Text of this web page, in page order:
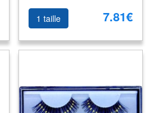
1 taille 7.81€